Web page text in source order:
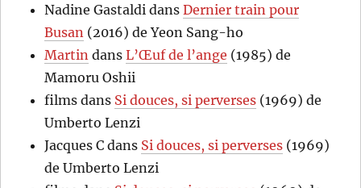
Nadine Gastaldi dansDernier train pour
Busan (2016) de Yeon Sang-ho
Martin dansL’Œuf de l’ange (1985) de
Mamoru Oshii
films dans Si douces, si perverses (1969) de
Umberto Lenzi
Jacques C dans Si douces, si perverses (1969)
de Umberto Lenzi